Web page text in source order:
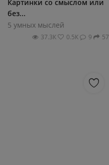
Картинки со смыслом или
без...
5 умных мыслей
37.3К 0.5К 9 57